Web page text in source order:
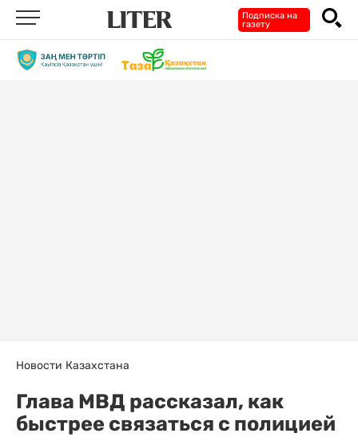
Подписка на
газету
Новости Казахстана
Глава МВД рассказал, как
быстрее связаться с полицией